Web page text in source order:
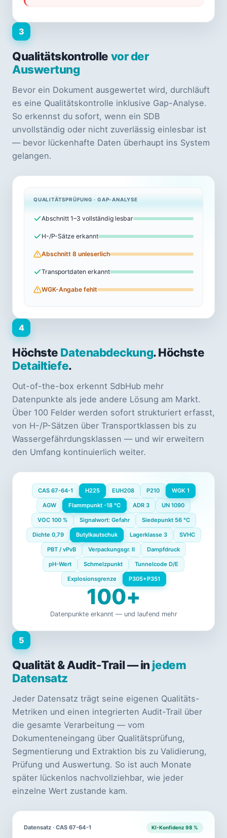
3
Qualitätskontrolle vor der
Auswertung
Bevor ein Dokument ausgewertet wird, durchläuft
es eine Qualitätskontrolle inklusive Gap-Analyse.
So erkennst du sofort, wenn ein SDB
unvollständig oder nicht zuverlässig einlesbar ist
— bevor lückenhafte Daten überhaupt ins System
gelangen.
QUALITÄTSPRÜFUNG · GAP-ANALYSE
Abschnitt 1–3 vollständig lesbar
H-/P-Sätze erkannt
Abschnitt 8 unleserlich
Transportdaten erkannt
WGK-Angabe fehlt
4
Höchste Datenabdeckung. Höchste
Detailtiefe.
Out-of-the-box erkennt SdbHub mehr
Datenpunkte als jede andere Lösung am Markt.
Über 100 Felder werden sofort strukturiert erfasst,
von H-/P-Sätzen über Transportklassen bis zu
Wassergefährdungsklassen — und wir erweitern
den Umfang kontinuierlich weiter.
CAS 67-64-1 H225 EUH208 P210 WGK 1
AGW Flammpunkt -18 °C ADR 3 UN 1090
VOC 100 % Signalwort: Gefahr Siedepunkt 56 °C
Dichte 0,79 Butylkautschuk Lagerklasse 3 SVHC
PBT / vPvB Verpackungsgr. II Dampfdruck
pH-Wert Schmelzpunkt Tunnelcode D/E
Explosionsgrenze P305+P351
100+
Datenpunkte erkannt — und laufend mehr
5
Qualität & Audit-Trail — in jedem
Datensatz
Jeder Datensatz trägt seine eigenen Qualitäts-
Metriken und einen integrierten Audit-Trail über
die gesamte Verarbeitung — vom
Dokumenteneingang über Qualitätsprüfung,
Segmentierung und Extraktion bis zu Validierung,
Prüfung und Auswertung. So ist auch Monate
später lückenlos nachvollziehbar, wie jeder
einzelne Wert zustande kam.
Datensatz · CAS 67-64-1 KI-Konfidenz 98 %